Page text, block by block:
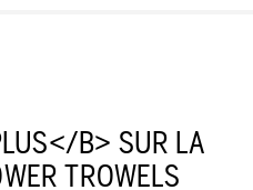
B> SUR LA
TROWELS